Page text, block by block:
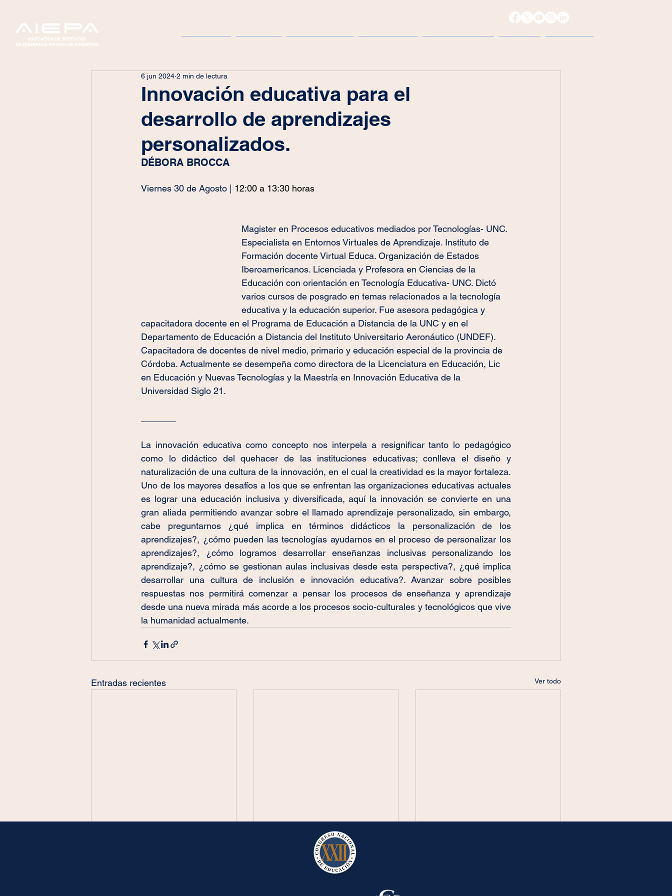
Innovación educativa para el
desarrollo de aprendizajes
personalizados.
6 jun 2024 2 min de lectura
DÉBORA BROCCA
Viernes 30 de Agosto | 12:00 a 13:30 horas
Magister en Procesos educativos mediados por Tecnologías- UNC.
Especialista en Entornos Virtuales de Aprendizaje. Instituto de
Formación docente Virtual Educa. Organización de Estados
Iberoamericanos. Licenciada y Profesora en Ciencias de la
Educación con orientación en Tecnología Educativa- UNC. Dictó
varios cursos de posgrado en temas relacionados a la tecnología
educativa y la educación superior. Fue asesora pedagógica y
capacitadora docente en el Programa de Educación a Distancia de la UNC y en el
Departamento de Educación a Distancia del Instituto Universitario Aeronáutico (UNDEF).
Capacitadora de docentes de nivel medio, primario y educación especial de la provincia de
Córdoba. Actualmente se desempeña como directora de la Licenciatura en Educación, Lic
en Educación y Nuevas Tecnologías y la Maestría en Innovación Educativa de la
Universidad Siglo 21.
La innovación educativa como concepto nos interpela a resignificar tanto lo pedagógico
como lo didáctico del quehacer de las instituciones educativas; conlleva el diseño y
naturalización de una cultura de la innovación, en el cual la creatividad es la mayor fortaleza.
Uno de los mayores desafíos a los que se enfrentan las organizaciones educativas actuales
es lograr una educación inclusiva y diversificada, aquí la innovación se convierte en una
gran aliada permitiendo avanzar sobre el llamado aprendizaje personalizado, sin embargo,
cabe preguntarnos ¿qué implica en términos didácticos la personalización de los
aprendizajes?, ¿cómo pueden las tecnologías ayudarnos en el proceso de personalizar los
aprendizajes?, ¿cómo logramos desarrollar enseñanzas inclusivas personalizando los
aprendizaje?, ¿cómo se gestionan aulas inclusivas desde esta perspectiva?, ¿qué implica
desarrollar una cultura de inclusión e innovación educativa?. Avanzar sobre posibles
respuestas nos permitirá comenzar a pensar los procesos de enseñanza y aprendizaje
desde una nueva mirada más acorde a los procesos socio-culturales y tecnológicos que vive
la humanidad actualmente.
Entradas recientes Ver todo